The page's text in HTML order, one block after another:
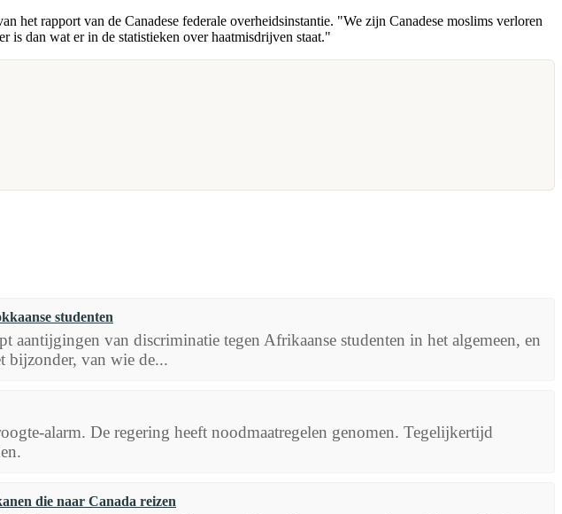
rapport van de Canadese federale overheidsinstantie. "We zijn Canadese moslims verloren
is dan wat er in de statistieken over haatmisdrijven staat."
studenten
aantijgingen van discriminatie tegen Afrikaanse studenten in het algemeen, en
bijzonder, van wie de...
alarm. De regering heeft noodmaatregelen genomen. Tegelijkertijd
die naar Canada reizen